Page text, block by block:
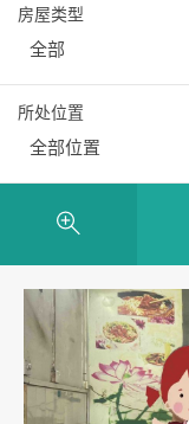
房屋类型
全部
所处位置
全部位置